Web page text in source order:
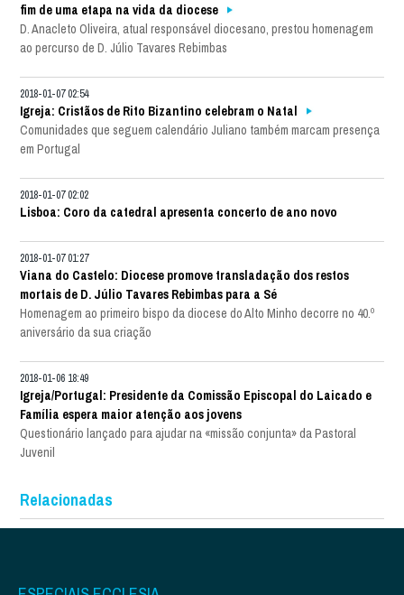
fim de uma etapa na vida da diocese
D. Anacleto Oliveira, atual responsável diocesano, prestou homenagem
ao percurso de D. Júlio Tavares Rebimbas
2018-01-07 02:54
Igreja: Cristãos de Rito Bizantino celebram o Natal
Comunidades que seguem calendário Juliano também marcam presença
em Portugal
2018-01-07 02:02
Lisboa: Coro da catedral apresenta concerto de ano novo
2018-01-07 01:27
Viana do Castelo: Diocese promove transladação dos restos
mortais de D. Júlio Tavares Rebimbas para a Sé
Homenagem ao primeiro bispo da diocese do Alto Minho decorre no 40.º
aniversário da sua criação
2018-01-06 18:49
Igreja/Portugal: Presidente da Comissão Episcopal do Laicado e
Família espera maior atenção aos jovens
Questionário lançado para ajudar na «missão conjunta» da Pastoral
Juvenil
Relacionadas